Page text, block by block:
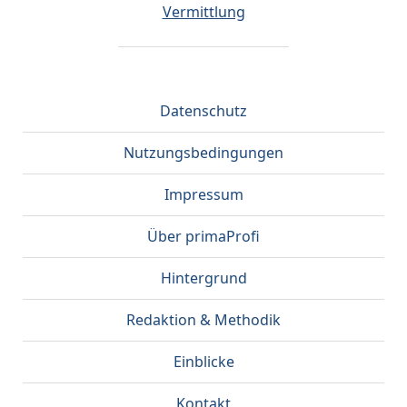
Vermittlung
Datenschutz
Nutzungsbedingungen
Impressum
Über primaProfi
Hintergrund
Redaktion & Methodik
Einblicke